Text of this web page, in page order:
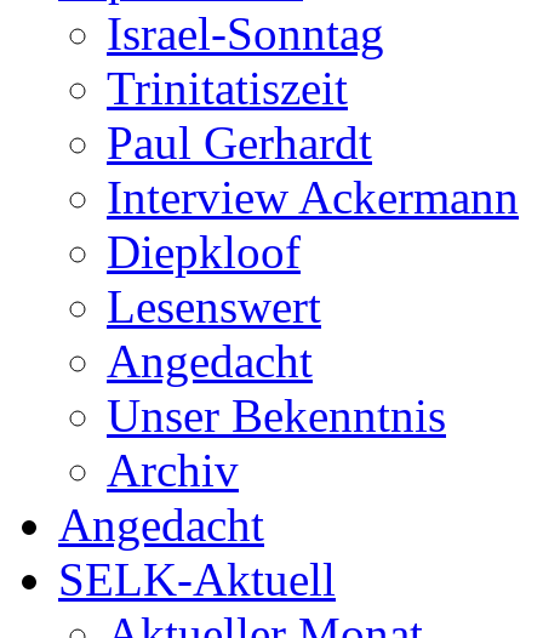
Israel-Sonntag
Trinitatiszeit
Paul Gerhardt
Interview Ackermann
Diepkloof
Lesenswert
Angedacht
Unser Bekenntnis
Archiv
Angedacht
SELK-Aktuell